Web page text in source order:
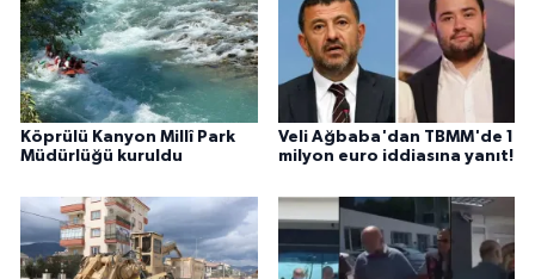
Köprülü Kanyon Millî Park
Müdürlüğü kuruldu
Veli Ağbaba'dan TBMM'de 1
milyon euro iddiasına yanıt!